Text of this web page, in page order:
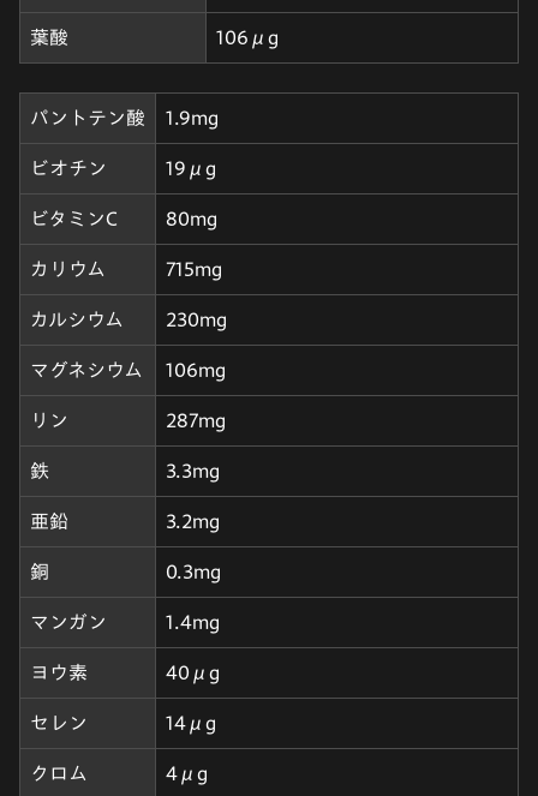
葉酸 106μg
パントテン酸 1.9mg
ビオチン 19μg
ビタミンC 80mg
カリウム 715mg
カルシウム 230mg
マグネシウム 106mg
リン 287mg
鉄 3.3mg
亜鉛 3.2mg
銅 0.3mg
マンガン 1.4mg
ヨウ素 40μg
セレン 14μg
クロム 4μg